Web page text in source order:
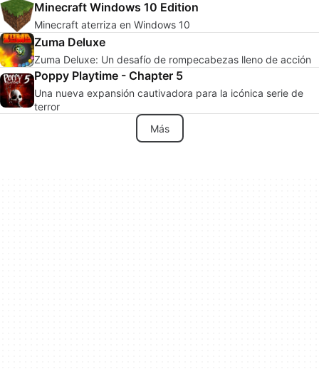
Minecraft Windows 10 Edition
Minecraft aterriza en Windows 10
Zuma Deluxe
Zuma Deluxe: Un desafío de rompecabezas lleno de acción
Poppy Playtime - Chapter 5
Una nueva expansión cautivadora para la icónica serie de
terror
Más